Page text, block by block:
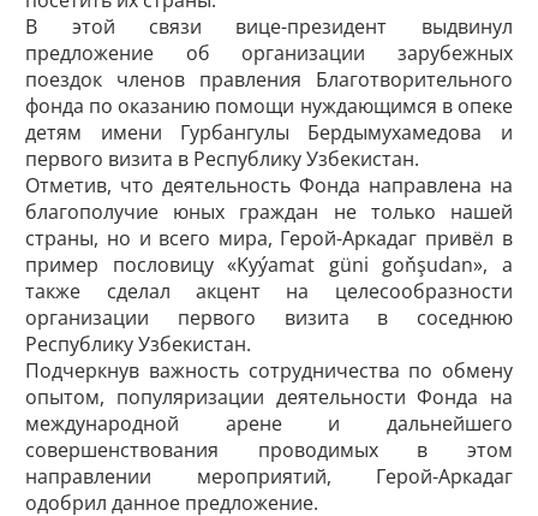
В этой связи вице-президент выдвинул
предложение об организации зарубежных
поездок членов правления Благотворительного
фонда по оказанию помощи нуждающимся в опеке
детям имени Гурбангулы Бердымухамедова и
первого визита в Республику Узбекистан.
Отметив, что деятельность Фонда направлена на
благополучие юных граждан не только нашей
страны, но и всего мира, Герой-Аркадаг привёл в
пример пословицу «Kyýamat güni goňşudan», а
также сделал акцент на целесообразности
организации первого визита в соседнюю
Республику Узбекистан.
Подчеркнув важность сотрудничества по обмену
опытом, популяризации деятельности Фонда на
международной арене и дальнейшего
совершенствования проводимых в этом
направлении мероприятий, Герой-Аркадаг
одобрил данное предложение.